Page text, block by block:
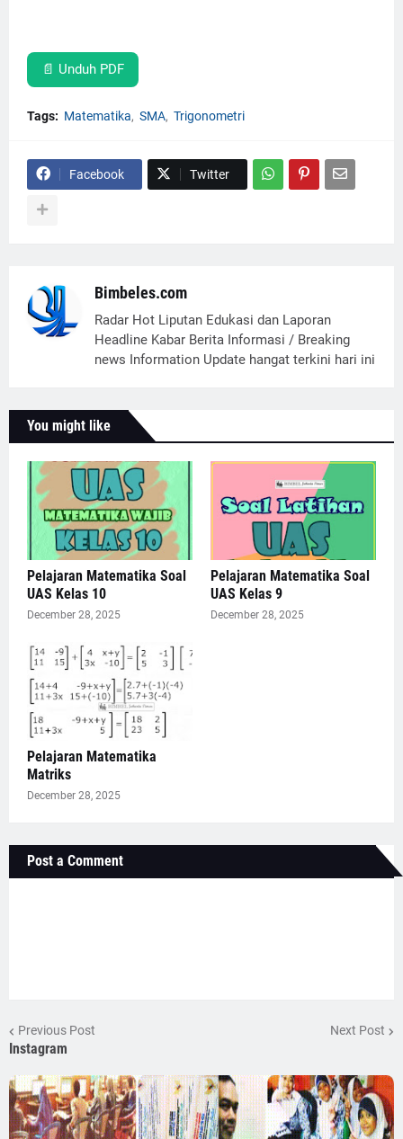
📄 Unduh PDF
Tags: Matematika SMA Trigonometri
Facebook Twitter
Bimbeles.com
Radar Hot Liputan Edukasi dan Laporan
Headline Kabar Berita Informasi / Breaking
news Information Update hangat terkini hari ini
You might like
Pelajaran Matematika Soal
UAS Kelas 10
December 28, 2025
Pelajaran Matematika Soal
UAS Kelas 9
December 28, 2025
Pelajaran Matematika
Matriks
December 28, 2025
Post a Comment
Previous Post Next Post
Instagram